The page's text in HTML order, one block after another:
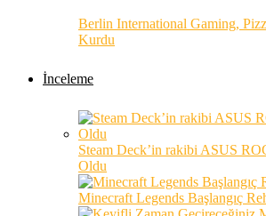
Berlin International Gaming,
Kurdu
İnceleme
Steam Deck’in rakibi ASUS
Oldu
Minecraft Legends Başlangıç